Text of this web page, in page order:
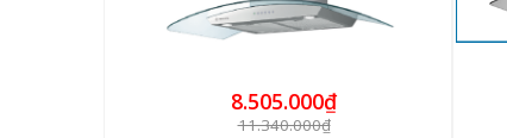
8.505.000₫
11.340.000₫